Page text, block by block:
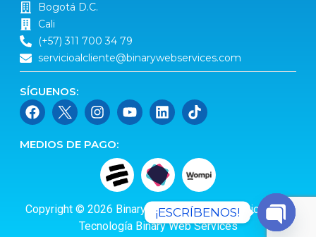
Bogotá D.C.
Cali
(+57) 311 700 34 79
servicioalcliente@binarywebservices.com
SÍGUENOS:
MEDIOS DE PAGO:
Copyright © 2026 Binary Web Services | Funciona con
Tecnología Binary Web Services
¡ESCRÍBENOS!